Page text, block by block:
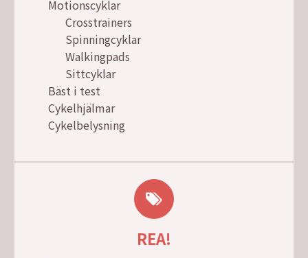
Motionscyklar
Crosstrainers
Spinningcyklar
Walkingpads
Sittcyklar
Bäst i test
Cykelhjälmar
Cykelbelysning
REA!